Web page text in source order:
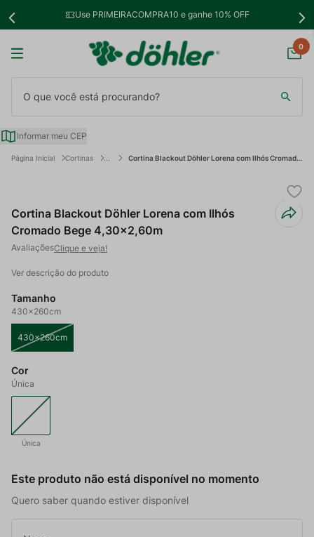
Use PRIMEIRACOMPRA10 e ganhe 10% OFF
0
Informar meu CEP
Cortinas Cortina Blackout Döhler Lorena com Ilhós Cromado Bege 4,30x2,60m
Cortina Blackout Döhler Lorena com Ilhós
Cromado Bege 4,30x2,60m
Clique e veja!
Ver descrição do produto
Tamanho
430x260cm
430x260cm
Cor
Única
Única
Este produto não está disponível no momento
Quero saber quando estiver disponível